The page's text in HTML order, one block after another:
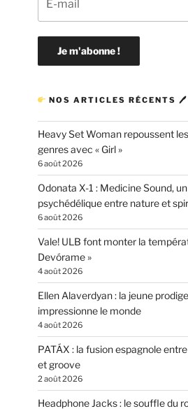
NOS ARTICLES RÉCENTS 🖊
Heavy Set Woman repoussent
genres avec « Girl »
6 août 2026
Odonata X-1 : Medicine Sound,
psychédélique entre nature et
6 août 2026
Vale! ULB font monter la
Devórame »
4 août 2026
Ellen Alaverdyan : la jeune
impressionne le monde
4 août 2026
PATÁX : la fusion espagnole
et groove
2 août 2026
Headphone Jacks : le souffle du